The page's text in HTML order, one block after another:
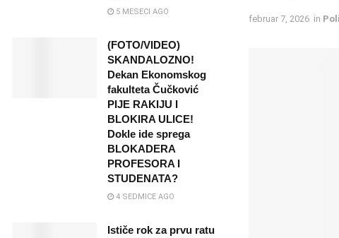
februar 7, 2026 in
5 MESECI AGO
(FOTO/VIDEO)
SKANDALOZNO!
Dekan Ekonomskog
fakulteta Čučković
PIJE RAKIJU I
BLOKIRA ULICE!
Dokle ide sprega
BLOKADERA
PROFESORA I
STUDENATA?
4 SEDMICE AGO
Ističe rok za prvu ratu